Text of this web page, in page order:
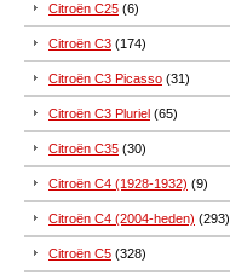
Citroën C25 (6)
Citroën C3 (174)
Citroën C3 Picasso (31)
Citroën C3 Pluriel (65)
Citroën C35 (30)
Citroën C4 (1928-1932) (9)
Citroën C4 (2004-heden) (293)
Citroën C5 (328)